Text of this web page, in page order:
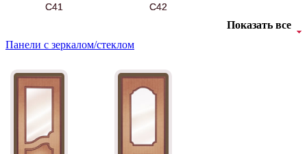
БУК БАВАРИЯ
C41 C42
Показать все
Панели с зеркалом/стеклом